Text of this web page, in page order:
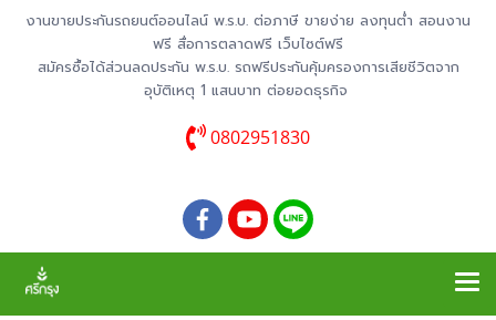
งานขายประกันรถยนต์ออนไลน์ พ.ร.บ. ต่อภาษี ขายง่าย ลงทุนต่ำ สอนงาน
ฟรี สื่อการตลาดฟรี เว็บไซต์ฟรี
สมัครซื้อได้ส่วนลดประกัน พ.ร.บ. รถฟรีประกันคุ้มครองการเสียชีวิตจาก
อุบัติเหตุ 1 แสนบาท ต่อยอดธุรกิจ
0802951830